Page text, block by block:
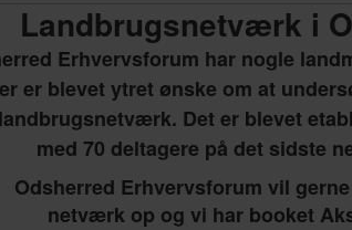
Landbrugsnetværk i
Erhvervsforum har nogle
er blevet ytret ønske om at
landbrugsnetværk. Det er blevet
med 70 deltagere på det sidste
Odsherred Erhvervsforum vil
netværk op og vi har booket